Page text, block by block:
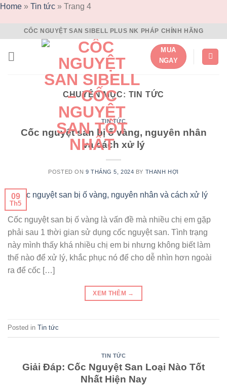
Home » Tin tức » Trang 4
to
content
CỐC NGUYỆT SAN SIBELL PLUS NK PHÁP CHÍNH HÃNG
MUA
NGAY
CHUYÊN MỤC: TIN TỨC
TIN TỨC
Cốc nguyệt san bị ố vàng, nguyên nhân
và cách xử lý
POSTED ON 9 THÁNG 5, 2024 BY THANH HỢI
09
Th5
Cốc nguyệt san bị ố vàng là vấn đề mà nhiều chị em gặp
phải sau 1 thời gian sử dụng cốc nguyệt san. Tình trạng
này mình thấy khá nhiều chị em bi nhưng không biết làm
thế nào để xử lý, khắc phục nó để cho dễ nhìn hơn ngoài
ra để cốc […]
XEM THÊM →
Posted in Tin tức
TIN TỨC
Giải Đáp: Cốc Nguyệt San Loại Nào Tốt
Nhất Hiện Nay